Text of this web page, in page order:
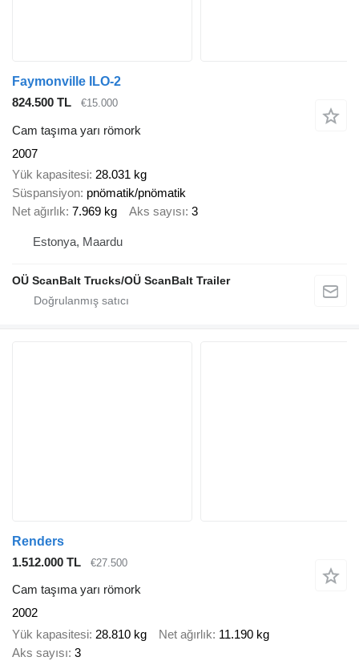
Faymonville ILO-2
824.500 TL
€15.000
Cam taşıma yarı römork
2007
Yük kapasitesi 28.031 kg
Süspansiyon pnömatik/pnömatik
Net ağırlık 7.969 kg Aks sayısı 3
Estonya, Maardu
OÜ ScanBalt Trucks/OÜ ScanBalt Trailer
Renders
1.512.000 TL
€27.500
Cam taşıma yarı römork
2002
Yük kapasitesi 28.810 kg Net ağırlık 11.190 kg
Aks sayısı 3